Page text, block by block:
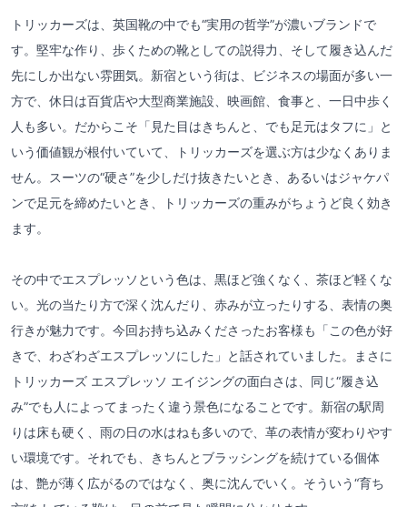
トリッカーズは、英国靴の中でも“実用の哲学”が濃いブランドで
す。堅牢な作り、歩くための靴としての説得力、そして履き込んだ
先にしか出ない雰囲気。新宿という街は、ビジネスの場面が多い一
方で、休日は百貨店や大型商業施設、映画館、食事と、一日中歩く
人も多い。だからこそ「見た目はきちんと、でも足元はタフに」と
いう価値観が根付いていて、トリッカーズを選ぶ方は少なくありま
せん。スーツの“硬さ”を少しだけ抜きたいとき、あるいはジャケパ
ンで足元を締めたいとき、トリッカーズの重みがちょうど良く効き
ます。
その中でエスプレッソという色は、黒ほど強くなく、茶ほど軽くな
い。光の当たり方で深く沈んだり、赤みが立ったりする、表情の奥
行きが魅力です。今回お持ち込みくださったお客様も「この色が好
きで、わざわざエスプレッソにした」と話されていました。まさに
トリッカーズ エスプレッソ エイジングの面白さは、同じ“履き込
み”でも人によってまったく違う景色になることです。新宿の駅周
りは床も硬く、雨の日の水はねも多いので、革の表情が変わりやす
い環境です。それでも、きちんとブラッシングを続けている個体
は、艶が薄く広がるのではなく、奥に沈んでいく。そういう“育ち